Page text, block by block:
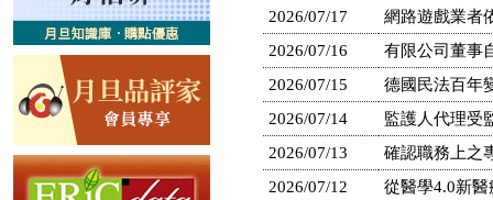
2026/07/17
網路遊戲業者
2026/07/16
有限公司董事
2026/07/15
德國民法百年
2026/07/14
監護人代理受
2026/07/13
確認職務上之
2026/07/12
從醫學4.0新